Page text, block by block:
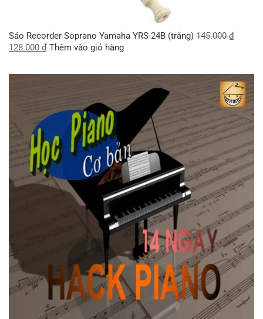
Sáo Recorder Soprano Yamaha YRS-24B (trắng) 145.000₫
128.000 ₫ Thêm vào giỏ hàng